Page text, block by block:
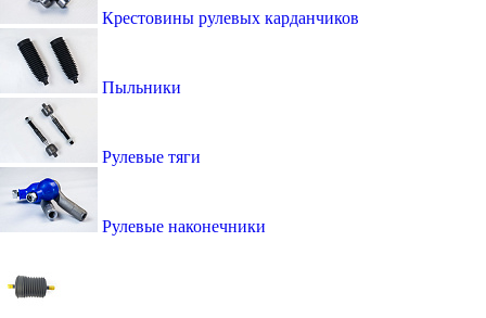
Крестовины рулевых карданчиков
Пыльники
Рулевые тяги
Рулевые наконечники